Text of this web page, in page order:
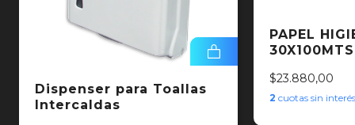
Dispenser para Toallas
Intercaldas
PAPEL
30X100MTS
$23.880,00
2 cuotas sin